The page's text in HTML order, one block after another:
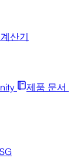
산기
제품 문서